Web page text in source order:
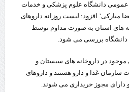
بیله‌سوار و منطقه ویژه اقتصادی نمین تسریع
اردبیل و مدیرعامل بانک سینا محقق شد؛
عمومی دانشگاه علوم پزشکی و خدمات
مبارکی’ افزود: لیست روزانه داروهای
های استان به صورت مداوم توسط
دانشگاه بررسی می شود.
در داروخانه های سیستان و
غذا و دارو هستند و داروهای
دارای مجوز خریداری می شوند.